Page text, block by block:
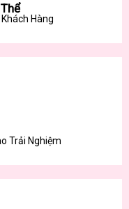
Hàng
Trải Nghiệm